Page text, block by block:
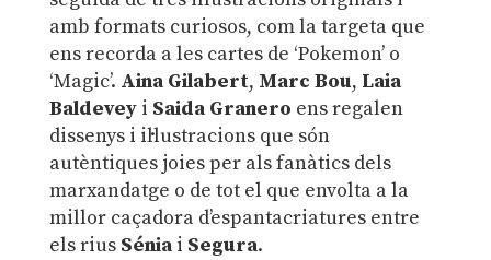
amb formats curiosos, com la targeta que
ens recorda a les cartes de ‘Pokemon’ o
‘Magic’. Aina Gilabert, Marc Bou, Laia
Baldeveyi Saida Granero ens regalen
dissenys i il·lustracions que són
autèntiques joies per als fanàtics dels
marxandatge o de tot el que envolta a la
millor caçadora d’espantacriatures entre
els rius Séniai Segura.